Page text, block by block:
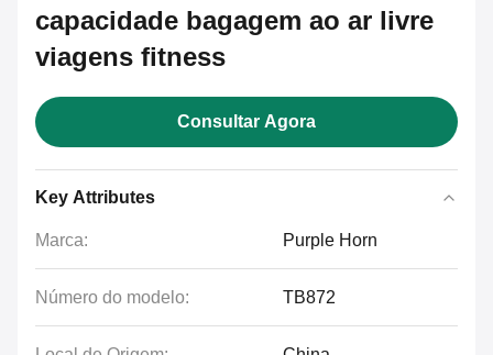
capacidade bagagem ao ar livre
viagens fitness
Consultar Agora
Key Attributes
Marca: Purple Horn
Número do modelo: TB872